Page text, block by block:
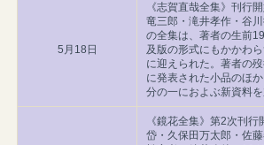
5月18日
《志賀直哉全集》刊行
竜三郎・滝井孝作・谷
の全集は、著者の生前
及版の形式にもかかわ
に迎えられた。著者の
に発表された小品のほ
分の一におよぶ新資料
《鏡花全集》第2次刊
岱・久保田万太郎・佐